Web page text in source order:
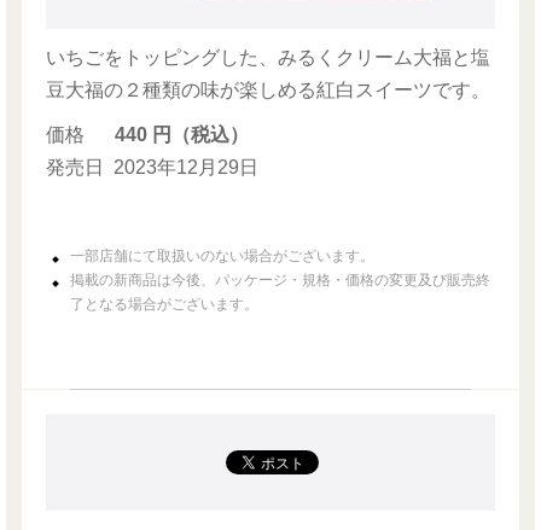
いちごをトッピングした、みるくクリーム大福と塩
豆大福の２種類の味が楽しめる紅白スイーツです。
価格
440 円（税込）
発売日
2023年12月29日
一部店舗にて取扱いのない場合がございます。
掲載の新商品は今後、パッケージ・規格・価格の変更及び販売終
了となる場合がございます。